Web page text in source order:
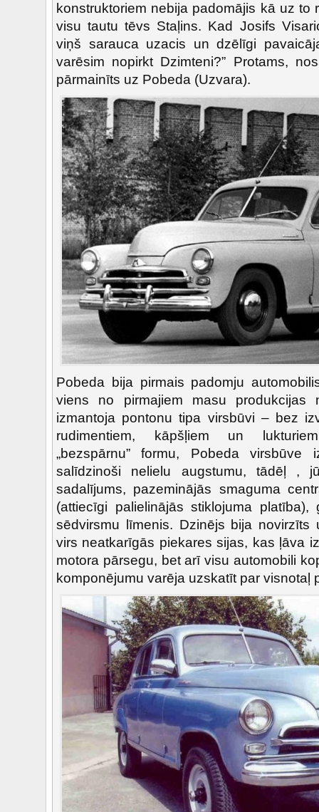
konstruktoriem nebija padomājis kā uz to
visu tautu tēvs Staļins. Kad Josifs
viņš sarauca uzacis un dzēlīgi
varēsim nopirkt Dzimteni?” Protams,
pārmainīts uz Pobeda (Uzvara).
Pobeda bija pirmais padomju
viens no pirmajiem masu produkcijas
izmantoja pontonu tipa virsbūvi – bez
rudimentiem, kāpšļiem un
„bezspārnu” formu, Pobeda
salīdzinoši nelielu augstumu, tādēļ ,
sadalījums, pazeminājās smaguma
(attiecīgi palielinājās stiklojuma
sēdvirsmu līmenis. Dzinējs bija novirzīts
virs neatkarīgās piekares sijas, kas ļāva
motora pārsegu, bet arī visu automobili
komponējumu varēja uzskatīt par